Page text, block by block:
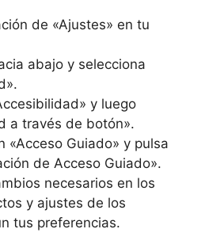
de «Ajustes»⁢ en tu
abajo⁤ y selecciona
y⁤ luego
a través de botón».
«Acceso Guiado» y pulsa
de Acceso Guiado».
necesarios en ⁢los⁢
y ajustes de los
tus preferencias.